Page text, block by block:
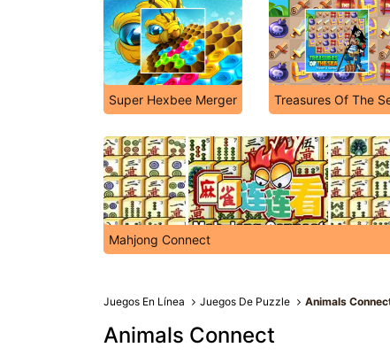
Super Hexbee Merger Treasures Of The
Mahjong Connect
Juegos En Línea Juegos De Puzzle Animals
Animals Connect